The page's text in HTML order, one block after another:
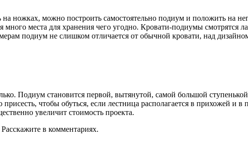
ножках, можно построить самостоятельно подиум и положить на
много места для хранения чего угодно. Кровати-подиумы смотрятся
подиум не слишком отличается от обычной кровати, над
Подиум становится первой, вытянутой, самой большой
чтобы обуться, если лестница располагается в прихожей и
увеличит стоимость проекта.
в комментариях.